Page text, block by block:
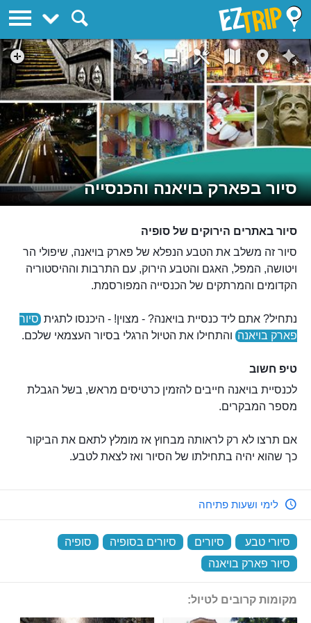
סיור בפארק בויאנה והכנסייה
סיור באתרים הירוקים של סופיה
סיור זה משלב את הטבע הנפלא של פארק בויאנה, שיפולי הר
ויטושה, המפל, האגם והטבע הירוק, עם התרבות וההיסטוריה
הקדומים והמרתקים של הכנסייה המפורסמת.
נתחיל? אתם ליד כנסיית בויאנה? - מצוין! - היכנסו לתגית סיור
פארק בויאנה והתחילו את הטיול הרגלי בסיור העצמאי שלכם.
טיפ חשוב
לכנסיית בויאנה חייבים להזמין כרטיסים מראש, בשל הגבלת
מספר המבקרים.
אם תרצו לא רק לראותה מבחוץ אז מומלץ לתאם את הביקור
כך שהוא יהיה בתחילתו של הסיור ואז לצאת לטבע.
לימי ושעות פתיחה
סיורי טבע סיורים סיורים בסופיה סופיה
סיור פארק בויאנה
מקומות קרובים לטיול:
EZTrip